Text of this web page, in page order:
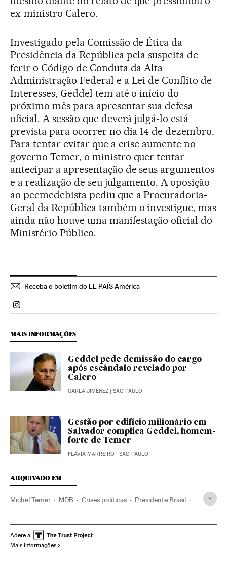
ex-ministro Calero.
Investigado pela Comissão de Ética da
Presidência da República pela suspeita de
ferir o Código de Conduta da Alta
Administração Federal e a Lei de Conflito de
Interesses, Geddel tem até o início do
próximo mês para apresentar sua defesa
oficial. A sessão que deverá julgá-lo está
prevista para ocorrer no dia 14 de dezembro.
Para tentar evitar que a crise aumente no
governo Temer, o ministro quer tentar
antecipar a apresentação de seus argumentos
e a realização de seu julgamento. A oposição
ao peemedebista pediu que a Procuradoria-
Geral da República também o investigue, mas
ainda não houve uma manifestação oficial do
Ministério Público.
Receba o boletim do EL PAÍS América
Politica El País Brasil en Instagram
MAIS INFORMAÇÕES
Geddel pede demissão do cargo
após escândalo revelado por
Calero
CARLA JIMÉNEZ | SÃO PAULO
Gestão por edifício milionário em
Salvador complica Geddel, homem-
forte de Temer
FLÁVIA MARREIRO | SÃO PAULO
ARQUIVADO EM
Michel Temer MDB Crises políticas Presidente Brasil
Presidência Brasil Conflitos políticos
Governo Brasil
Adere a
Mais informações